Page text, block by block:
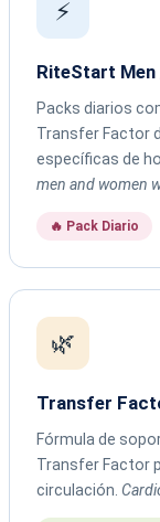
⚡
RiteStart Men
Packs diarios
Transfer Factor
específicas de
men and women
🔥 Pack Diario
🌿
Transfer
Fórmula de
Transfer Factor
circulación.